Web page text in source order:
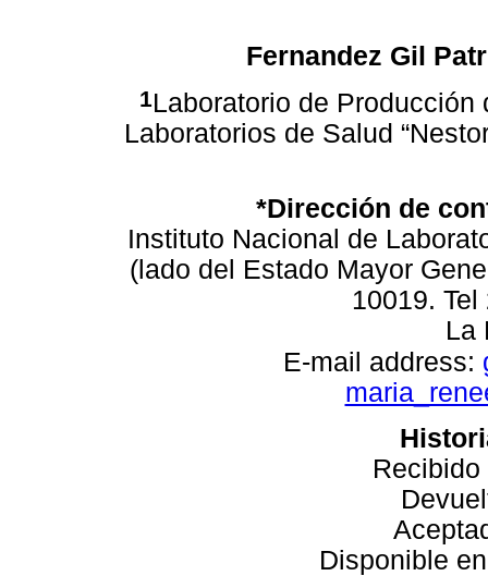
Fernandez Gil
1Laboratorio de
Laboratorios de Salud
*Dirección de
Instituto Nacional de
(lado del Estado Mayor
10019.
La
E-mail address:
Disponible